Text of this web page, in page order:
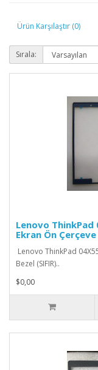
Ürün Karşılaştır (0)
Sırala:
Lenovo ThinkPad
Ekran Ön
Lenovo ThinkPad
Bezel (SIFIR)..
$0,00